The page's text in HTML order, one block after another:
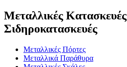
Μεταλλικές Κατασκευές
Σιδηροκατασκευές
Μεταλλικές Πόρτες
Μεταλλικά Παράθυρα